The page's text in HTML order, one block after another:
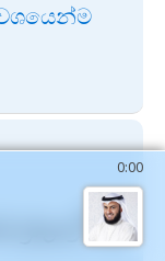
وَالْأَرْضَ
0:00